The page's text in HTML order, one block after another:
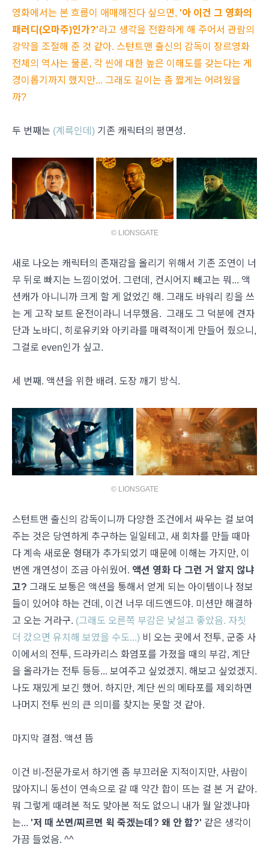
영화에서는 본 흐름이 애매해진다 싶으면, '아 이건 그 영화의
패러디(오마주)인가?'라고 생각을 전환하게 해 주어서 관람의
강약을 조절해 준 것 같아. 스턴트맨 출신의 감독이 장르영화
전체의 역사는 물론, 각 씬에 대한 높은 이해도를 갖는다는 게
경이롭기까지 했지만... 그래도 길이는 좀 짧게는 어려웠을
까?
두 번째는 (계륵인데) 기존 캐릭터의 평면성.
© LIONSGATE
새로 나오는 캐릭터의 존재감을 올리기 위해서 기존 조연이 너
무 뒤로 빠지는 느낌이었어. 그런데, 컨시어지 빼고는 뭐... 액
션캐가 아니니까 크게 할 게 없었긴 해. 그래도 바워리 킹을 쓰
는 게 고작 보트 운전이라니 너무했음. 그래도 그 덕분에 견자
단과 노바디, 히로유키와 아키라를 매력적이게 만들어 줬으니,
그걸로 even인가 싶고.
세 번째. 액션을 위한 배려. 도장 깨기 방식.
© LIONSGATE
스턴트맨 출신의 감독이니까 다양한 조건에서 싸우는 걸 보여
주는 것은 당연하게 추구하는 일일테고, 새 회차를 만들 때마
다 계속 새로운 형태가 추가되었기 때문에 이해는 가지만, 이
번엔 개연성이 조금 아쉬웠어. 액션 영화 다 그런 거 알지 않냐
고? 그래도 보통은 액션을 통해서 얻게 되는 아이템이나 정보
들이 있어야 하는 건데, 이건 너무 데드엔드야. 미션만 해결하
고 오는 거라구. (그래도 오른쪽 부감은 낯설고 좋았음. 자칫
더 갔으면 유치해 보였을 수도...) 비 오는 곳에서 전투, 군중 사
이에서의 전투, 드라카리스 화염포를 가졌을 때의 부감, 계단
을 올라가는 전투 등등... 보여주고 싶었겠지. 해보고 싶었겠지.
나도 재밌게 보긴 했어. 하지만, 계단 씬의 메타포를 제외하면
나머지 전투 씬의 큰 의미를 찾지는 못할 것 같아.
마지막 결점. 액션 뜸
이건 비-전문가로서 하기엔 좀 부끄러운 지적이지만, 사람이
많아지니 동선이 연속으로 갈 때 약간 합이 뜨는 걸 본 거 같아.
뭐 그렇게 때려본 적도 맞아본 적도 없으니 내가 뭘 알겠냐마
는... '저 때 쏘면/찌르면 윅 죽겠는데? 왜 안 함?' 같은 생각이
가끔 들었음. ^^